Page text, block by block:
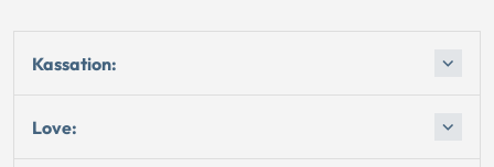
Kassation:
Love: